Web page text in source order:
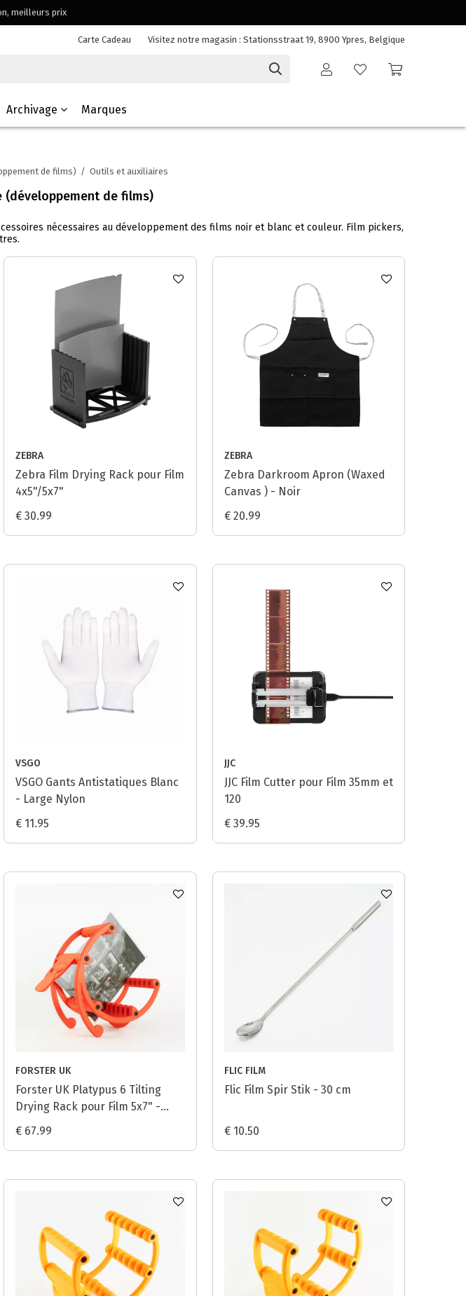
meilleurs prix
vos questionsCarte Cadeau Visitez notre magasin : Stationsstraat 19, 8900 Ypres, Belgique
Archivage Marques
de films) / Outils et auxiliaires
(développement de films)
nécessaires au développement des films noir et blanc et couleur. Film pickers,
ZEBRA
Zebra Film Drying Rack pour Film
4x5"/5x7"
€ 30.99
ZEBRA
Zebra Darkroom Apron (Waxed
Canvas ) - Noir
€ 20.99
VSGO
VSGO Gants Antistatiques Blanc
- Large Nylon
€ 11.95
JJC
JJC Film Cutter pour Film 35mm et
120
€ 39.95
FORSTER UK
Forster UK Platypus 6 Tilting
Drying Rack pour Film 5x7" -
Safelight Red
€ 67.99
FLIC FILM
Flic Film Spir Stik - 30 cm
€ 10.50